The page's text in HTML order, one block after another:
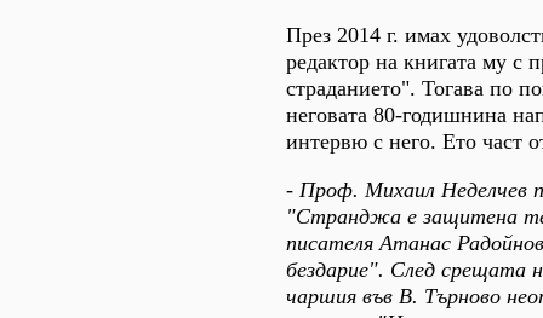
През 2014 г. имах
редактор на книгата му с
страданието". Тогава по
неговата 80-годишнина
интервю с него. Ето част
- Проф. Михаил Неделчев
"Странджа е защитена
писателя Атанас
бездарие". След срещата
чаршия във В. Търново